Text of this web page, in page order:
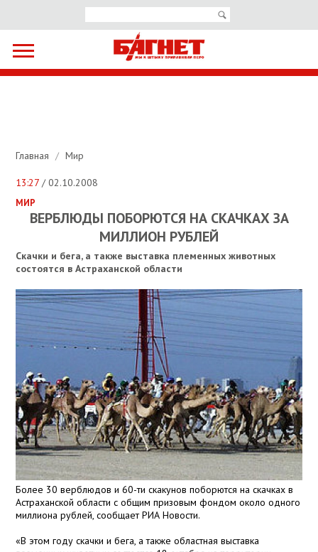
Главная / Мир
13:27 / 02.10.2008
МИР
ВЕРБЛЮДЫ ПОБОРЮТСЯ НА СКАЧКАХ ЗА
МИЛЛИОН РУБЛЕЙ
Скачки и бега, а также выставка племенных животных
состоятся в Астраханской области
Более 30 верблюдов и 60-ти скакунов поборются на скачках в
Астраханской области с общим призовым фондом около одного
миллиона рублей, сообщает РИА Новости.
«В этом году скачки и бега, а также областная выставка